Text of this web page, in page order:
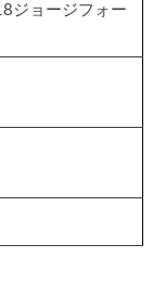
ジョージフォー